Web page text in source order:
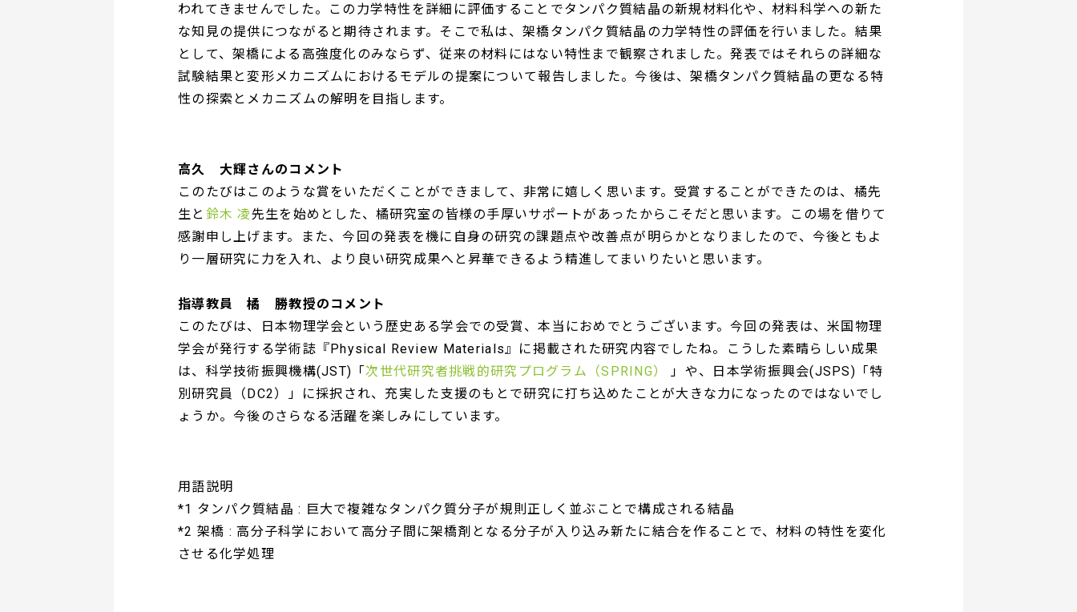
われてきませんでした。この力学特性を詳細に評価することでタンパク質結晶の新規材料化や、材料科学への新た
な知見の提供につながると期待されます。そこで私は、架橋タンパク質結晶の力学特性の評価を行いました。結果
として、架橋による高強度化のみならず、従来の材料にはない特性まで観察されました。発表ではそれらの詳細な
試験結果と変形メカニズムにおけるモデルの提案について報告しました。今後は、架橋タンパク質結晶の更なる特
性の探索とメカニズムの解明を目指します。
高久 大輝さんのコメント
このたびはこのような賞をいただくことができまして、非常に嬉しく思います。受賞することができたのは、橘先
生と 鈴木 凌先生を始めとした、橘研究室の皆様の手厚いサポートがあったからこそだと思います。この場を借りて
感謝申し上げます。また、今回の発表を機に自身の研究の課題点や改善点が明らかとなりましたので、今後ともよ
り一層研究に力を入れ、より良い研究成果へと昇華できるよう精進してまいりたいと思います。
指導教員 橘 勝教授のコメント
このたびは、日本物理学会という歴史ある学会での受賞、本当におめでとうございます。今回の発表は、米国物理
学会が発行する学術誌『Physical Review Materials』に掲載された研究内容でしたね。こうした素晴らしい成果
は、科学技術振興機構(JST)「次世代研究者挑戦的研究プログラム（SPRING）
」や、日本学術振興会(JSPS)「特
別研究員（DC2）」に採択され、充実した支援のもとで研究に打ち込めたことが大きな力になったのではないでし
ょうか。今後のさらなる活躍を楽しみにしています。
用語説明
*1 タンパク質結晶 : 巨大で複雑なタンパク質分子が規則正しく並ぶことで構成される結晶
*2 架橋 : 高分子科学において高分子間に架橋剤となる分子が入り込み新たに結合を作ることで、材料の特性を変化
させる化学処理